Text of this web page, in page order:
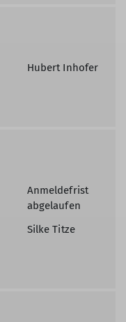
Hubert Inhofer
Anmeldefrist
abgelaufen
Silke Titze